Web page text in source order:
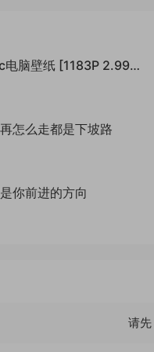
电脑壁纸 [1183P 2.99
怎么走都是下坡路
你前进的方向
请先